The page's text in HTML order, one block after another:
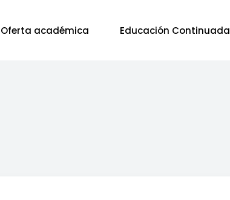
Oferta académica Educación Continuada